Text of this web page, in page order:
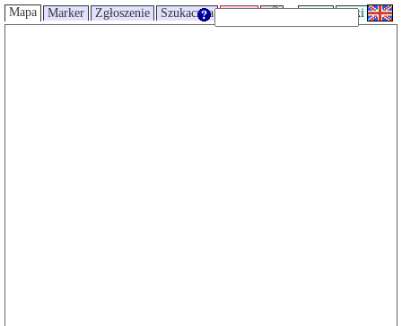
Mapa Marker Zgłoszenie Szukaczka Trasy UMP Wiki